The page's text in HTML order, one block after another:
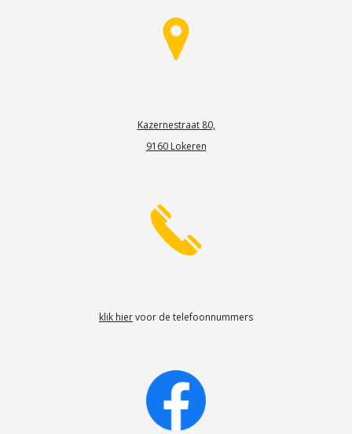
Kazernestraat 80,
9160 Lokeren
klik hiervoor de telefoonnummers